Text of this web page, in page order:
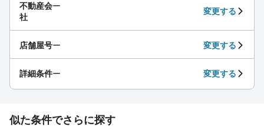
不動産会
社
ー
変更する
店舗屋号ー 変更する
詳細条件ー 変更する
似た条件でさらに探す